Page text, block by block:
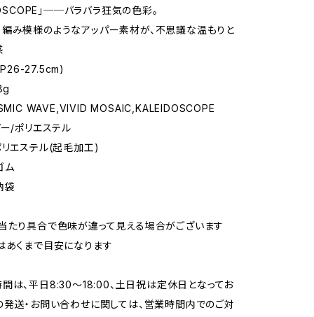
」──バラバラ狂気の色彩。
み模様のようなアッパー素材が、不思議な温もりと
27.5cm)
WAVE,VIVID MOSAIC,KALEIDOSCOPE
ー/ポリエステル
エステル(起毛加工)
ム
袋
たり具合で色味が違って見える場合がございます
あくまで目安になります
は、平日8:30～18:00、土日祝は定休日となってお
発送・お問い合わせに関しては、営業時間内でのご対